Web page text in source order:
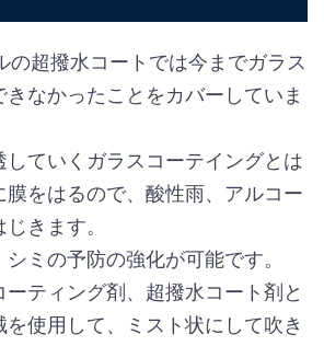
の超撥水コートでは今までガラス
なかったことをカバーしていま
していくガラスコーテイングとは
をはるので、酸性雨、アルコー
きます。
ミの予防の強化が可能です。
ティング剤、超撥水コート剤と
使用して、ミスト状にして吹き